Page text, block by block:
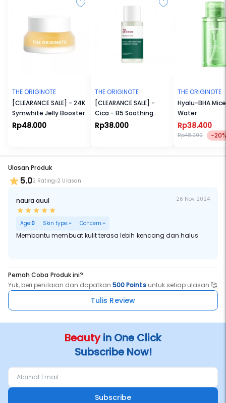
THE ORIGINOTE
[CLEARANCE SALE] - 24K
Symwhite Jelly Booster
Rp48.000
THE ORIGINOTE
[CLEARANCE SALE] -
Cica - B5 Soothing
Essence Toner
Rp38.000
THE ORIGINOTE
Hyalu-BHA
Water
Rp38.400
Rp48.000 -
Ulasan Produk
5.02 Rating 2 Ulasan
naura auul 26 Nov 2024
Age:0 Skin type:- Concern:-
Membantu membuat kulit terasa lebih kencang dan halus
Pernah Coba Produk ini?
Yuk, beri penilaian dan dapatkan500 Pointsuntuk setiap ulasan 🥰
Tulis Review
Beautyin One Click
Subscribe Now!
Subscribe